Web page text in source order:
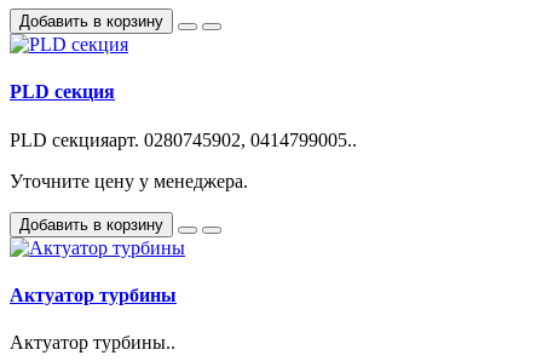
Добавить в корзину
PLD секция
PLD секцияарт. 0280745902, 0414799005..
Уточните цену у менеджера.
Добавить в корзину
Актуатор турбины
Актуатор турбины..